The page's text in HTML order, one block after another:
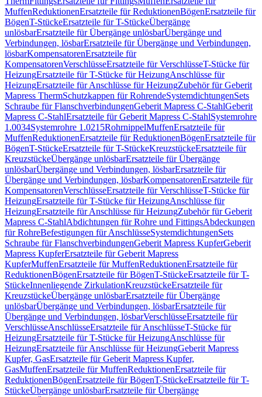
MuffenReduktionenErsatzteile für ReduktionenBögenErsatzteile für
BögenT-StückeErsatzteile für T-StückeÜbergänge
unlösbarErsatzteile für Übergänge unlösbarÜbergänge und
Verbindungen, lösbarErsatzteile für Übergänge und Verbindungen,
lösbarKompensatorenErsatzteile für
KompensatorenVerschlüsseErsatzteile für VerschlüsseT-Stücke für
HeizungErsatzteile für T-Stücke für HeizungAnschlüsse für
HeizungErsatzteile für Anschlüsse für HeizungZubehör für Geberit
Mapress ThermSchutzkappen für RohrendeSystemdichtungenSets
Schraube für FlanschverbindungenGeberit Mapress C-StahlGeberit
Mapress C-StahlErsatzteile für Geberit Mapress C-StahlSystemrohre
1.0034Systemrohre 1.0215RohrnippelMuffenErsatzteile für
MuffenReduktionenErsatzteile für ReduktionenBögenErsatzteile für
BögenT-StückeErsatzteile für T-StückeKreuzstückeErsatzteile für
KreuzstückeÜbergänge unlösbarErsatzteile für Übergänge
unlösbarÜbergänge und Verbindungen, lösbarErsatzteile für
Übergänge und Verbindungen, lösbarKompensatorenErsatzteile für
KompensatorenVerschlüsseErsatzteile für VerschlüsseT-Stücke für
HeizungErsatzteile für T-Stücke für HeizungAnschlüsse für
HeizungErsatzteile für Anschlüsse für HeizungZubehör für Geberit
Mapress C-StahlAbdichtungen für Rohre und FittingsAbdeckungen
für RohreBefestigungen für AnschlüsseSystemdichtungenSets
Schraube für FlanschverbindungenGeberit Mapress KupferGeberit
Mapress KupferErsatzteile für Geberit Mapress
KupferMuffenErsatzteile für MuffenReduktionenErsatzteile für
ReduktionenBögenErsatzteile für BögenT-StückeErsatzteile für T-
StückeInnenliegende ZirkulationKreuzstückeErsatzteile für
KreuzstückeÜbergänge unlösbarErsatzteile für Übergänge
unlösbarÜbergänge und Verbindungen, lösbarErsatzteile für
Übergänge und Verbindungen, lösbarVerschlüsseErsatzteile für
VerschlüsseAnschlüsseErsatzteile für AnschlüsseT-Stücke für
HeizungErsatzteile für T-Stücke für HeizungAnschlüsse für
HeizungErsatzteile für Anschlüsse für HeizungGeberit Mapress
Kupfer, GasErsatzteile für Geberit Mapress Kupfer,
GasMuffenErsatzteile für MuffenReduktionenErsatzteile für
ReduktionenBögenErsatzteile für BögenT-StückeErsatzteile für T-
StückeÜbergänge unlösbarErsatzteile für Übergänge